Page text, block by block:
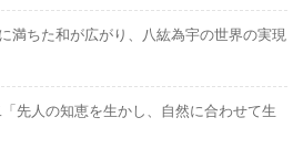
満ちた和が広がり、八紘為宇の世界の実現
先人の知恵を生かし、自然に合わせて生